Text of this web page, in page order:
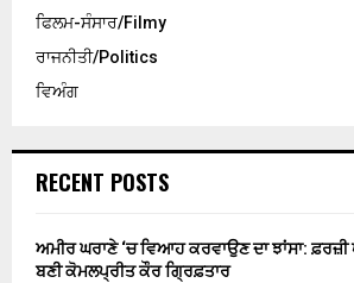
ਫਿਲਮ-ਸੰਸਾਰ/Filmy
ਰਾਜਨੀਤੀ/Politics
ਵਿਅੰਗ
RECENT POSTS
ਅਮੀਰ ਘਰਾਣੇ ‘ਚ ਵਿਆਹ ਕਰਵਾਉਣ ਦਾ ਝਾਂਸਾ: ਫ਼ਰਜ਼ੀ
ਬਣੀ ਕੋਮਲਪ੍ਰੀਤ ਕੌਰ ਗ੍ਰਿਫ਼ਤਾਰ